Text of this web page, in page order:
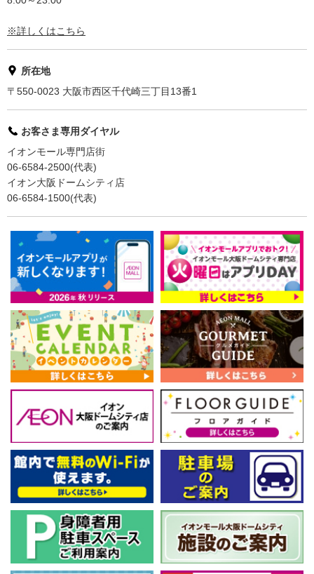
※詳しくはこちら
所在地
〒550-0023 大阪市西区千代崎三丁目13番1
お客さま専用ダイヤル
イオンモール専門店街
06-6584-2500(代表)
イオン大阪ドームシティ店
06-6584-1500(代表)